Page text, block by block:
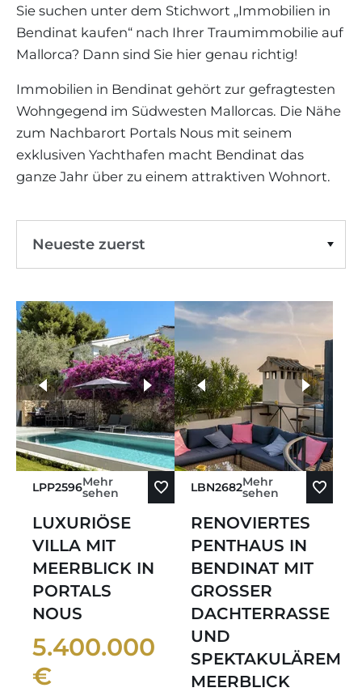
APARTMENTANLAGEN
IMMOBILIEN SCOUT
BOUTIQUE-HOTEL-VERKAUFEN
STEUERN UND KAUFNEBENKOSTEN
ENERGIEZERTIFIKAT
FAQ
IMMOBILIENMAKLER IN PORTALS
UNSER TEAM
KUNDENSTIMMEN
BLOG
MAKLER WERDEN
KONTAKT
REGION ANDRATX
REGION SANTA PONSA
REGION PORTALS
LIFESTYLE AUF MALLORCA
SHOPPING AUF MALLORCA
FREIZEITAKTIVITÄTEN AUF MALLORCA
SCHULEN AUF MALLORCA
CHRISTIE'S
KONTAKT
Bendinat Filter löschen
Sie suchen unter dem Stichwort „Immobilien in
Bendinat kaufen“ nach Ihrer Traumimmobilie auf
Mallorca? Dann sind Sie hier genau richtig!
Immobilien in Bendinat gehört zur gefragtesten
Wohngegend im Südwesten Mallorcas. Die Nähe
zum Nachbarort Portals Nous mit seinem
exklusiven Yachthafen macht Bendinat das
ganze Jahr über zu einem attraktiven Wohnort.
Neueste zuerst
Preis Absteigend
Älteste zuerst
Neueste zuerst
LPP2596Mehr
sehen
LUXURIÖSE
VILLA MIT
MEERBLICK IN
PORTALS
NOUS
5.400.000
€
weitere Fotos
LBN2682Mehr
sehen
RENOVIERTES
PENTHAUS IN
BENDINAT MIT
GROSSER
DACHTERRASSE
UND
SPEKTAKULÄREM
MEERBLICK